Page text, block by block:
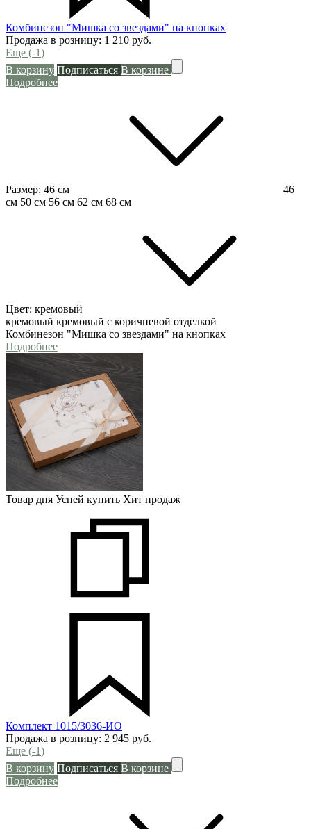
Комбинезон "Мишка со звездами" на кнопках
Продажа в розницу: 1 210 руб.
Еще (-1)
В корзину Подписаться В корзине
Подробнее
Размер: 46 см
46
см 50 см 56 см 62 см 68 см
Цвет: кремовый
кремовый кремовый с коричневой отделкой
Комбинезон "Мишка со звездами" на кнопках
Подробнее
Товар дня Успей купить Хит продаж
Комплект 1015/3036-ИО
Продажа в розницу: 2 945 руб.
Еще (-1)
В корзину Подписаться В корзине
Подробнее